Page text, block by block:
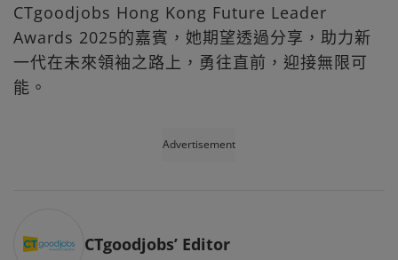
CTgoodjobs Hong Kong Future Leader
Awards 2025的嘉賓，她期望透過分享，助力新
一代在未來領袖之路上，勇往直前，迎接無限可
能。
Advertisement
CTgoodjobs’ Editor